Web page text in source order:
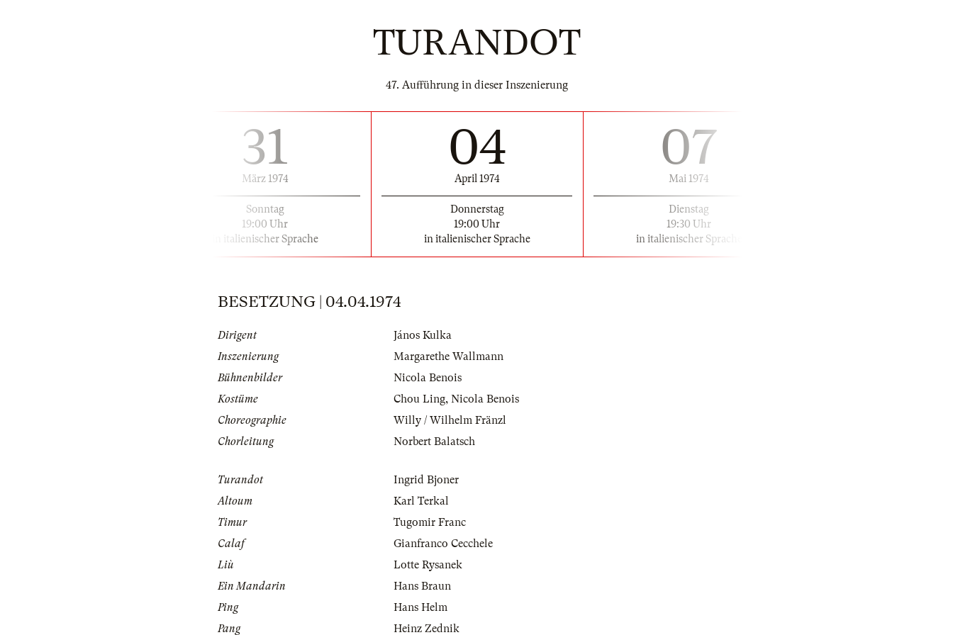
TURANDOT
47. Aufführung in dieser Inszenierung
31
März 1974
Sonntag
19:00 Uhr
in italienischer Sprache
04
April 1974
Donnerstag
19:00 Uhr
in italienischer Sprache
07
Mai 1974
Dienstag
19:30 Uhr
in italienischer Sprache
BESETZUNG | 04.04.1974
Dirigent
János Kulka
Inszenierung
Margarethe Wallmann
Bühnenbilder
Nicola Benois
Kostüme
Chou Ling, Nicola Benois
Choreographie
Willy / Wilhelm Fränzl
Chorleitung
Norbert Balatsch
Turandot
Ingrid Bjoner
Altoum
Karl Terkal
Timur
Tugomir Franc
Calaf
Gianfranco Cecchele
Liù
Lotte Rysanek
Ein Mandarin
Hans Braun
Ping
Hans Helm
Pang
Heinz Zednik